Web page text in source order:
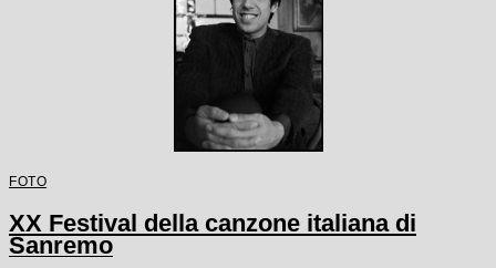
FOTO
XX Festival della canzone italiana di
Sanremo